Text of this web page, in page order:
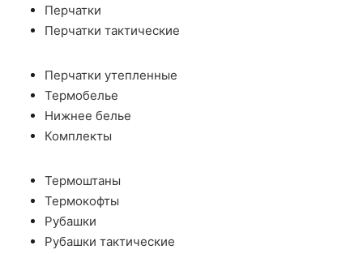
Перчатки
Перчатки тактические
Перчатки утепленные
Термобелье
Нижнее белье
Комплекты
Термоштаны
Термокофты
Рубашки
Рубашки тактические